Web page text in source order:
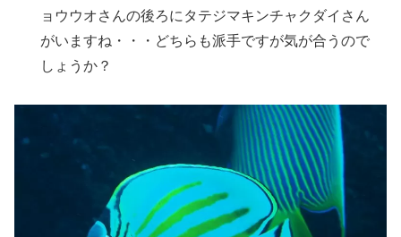
ョウウオさんの後ろにタテジマキンチャクダイさん
がいますね・・・どちらも派手ですが気が合うので
しょうか？